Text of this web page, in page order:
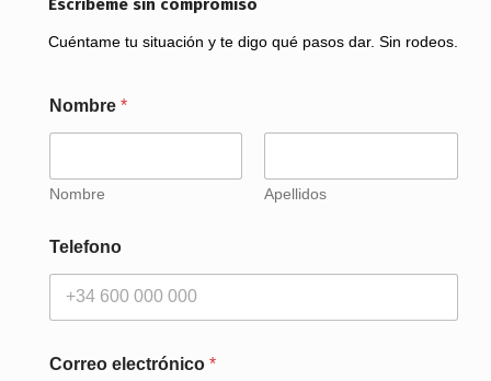
Escríbeme sin compromiso
Cuéntame tu situación y te digo qué pasos dar. Sin rodeos.
Nombre *
Nombre Apellidos
Telefono
Correo electrónico *